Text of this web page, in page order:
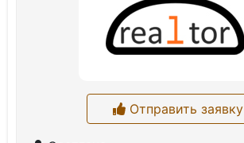
Отправить заявку